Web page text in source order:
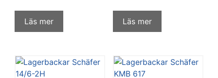
Läs mer Läs mer